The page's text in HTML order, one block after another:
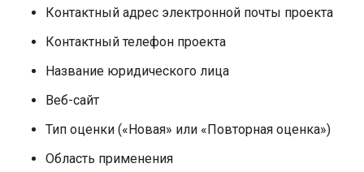
Контактный адрес электронной почты проекта
Контактный телефон проекта
Название юридического лица
Веб-сайт
Тип оценки («Новая» или «Повторная оценка»)
Область применения